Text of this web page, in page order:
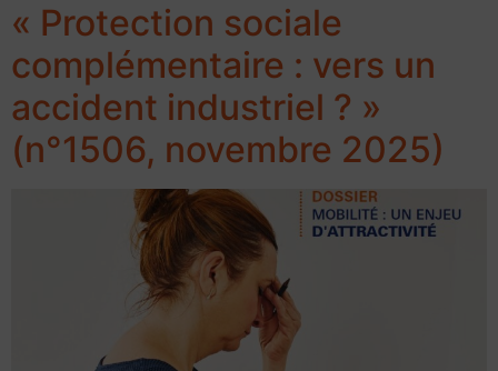
« Protection sociale
complémentaire : vers un
accident industriel ? »
(n°1506, novembre 2025)